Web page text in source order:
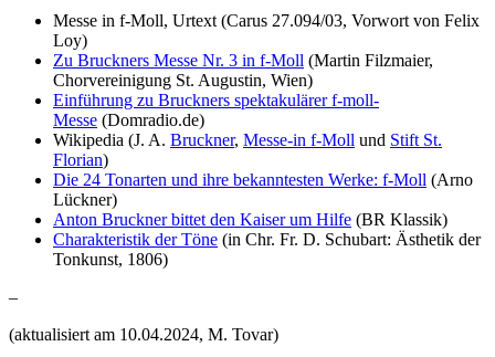
Messe in f-Moll, Urtext (Carus 27.094/03, Vorwort von Felix
Loy)
Zu Bruckners Messe Nr. 3 in f-Moll (Martin Filzmaier,
Chorvereinigung St. Augustin, Wien)
Einführung zu Bruckners spektakulärer f-moll-
Messe (Domradio.de)
Wikipedia (J. A. Bruckner, Messe-in f-Moll und Stift St.
Florian)
Die 24 Tonarten und ihre bekanntesten Werke: f-Moll (Arno
Lückner)
Anton Bruckner bittet den Kaiser um Hilfe (BR Klassik)
Charakteristik der Töne (in Chr. Fr. D. Schubart: Ästhetik der
Tonkunst, 1806)
–
(aktualisiert am 10.04.2024, M. Tovar)